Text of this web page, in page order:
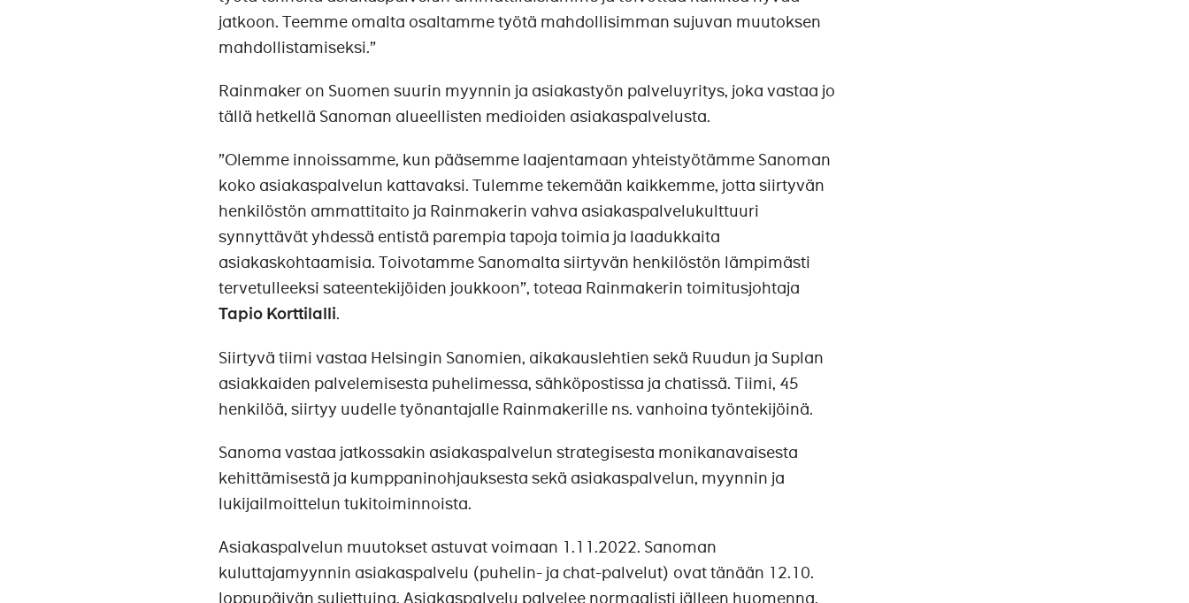
jatkoon. Teemme omalta osaltamme työtä mahdollisimman sujuvan muutoksen
mahdollistamiseksi.”
Rainmaker on Suomen suurin myynnin ja asiakastyön palveluyritys, joka vastaa jo
tällä hetkellä Sanoman alueellisten medioiden asiakaspalvelusta.
”Olemme innoissamme, kun pääsemme laajentamaan yhteistyötämme Sanoman
koko asiakaspalvelun kattavaksi. Tulemme tekemään kaikkemme, jotta siirtyvän
henkilöstön ammattitaito ja Rainmakerin vahva asiakaspalvelukulttuuri
synnyttävät yhdessä entistä parempia tapoja toimia ja laadukkaita
asiakaskohtaamisia. Toivotamme Sanomalta siirtyvän henkilöstön lämpimästi
tervetulleeksi sateentekijöiden joukkoon”, toteaa Rainmakerin toimitusjohtaja
Tapio Korttilalli.
Siirtyvä tiimi vastaa Helsingin Sanomien, aikakauslehtien sekä Ruudun ja Suplan
asiakkaiden palvelemisesta puhelimessa, sähköpostissa ja chatissä. Tiimi, 45
henkilöä, siirtyy uudelle työnantajalle Rainmakerille ns. vanhoina työntekijöinä.
Sanoma vastaa jatkossakin asiakaspalvelun strategisesta monikanavaisesta
kehittämisestä ja kumppaninohjauksesta sekä asiakaspalvelun, myynnin ja
lukijailmoittelun tukitoiminnoista.
Asiakaspalvelun muutokset astuvat voimaan 1.11.2022. Sanoman
kuluttajamyynnin asiakaspalvelu (puhelin- ja chat-palvelut) ovat tänään 12.10.
loppupäivän suljettuina. Asiakaspalvelu palvelee normaalisti jälleen huomenna.